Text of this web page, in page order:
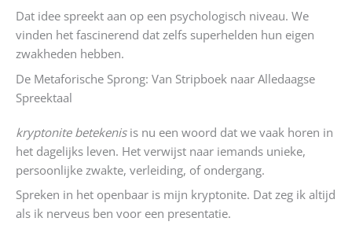
Dat idee spreekt aan op een psychologisch niveau. We
vinden het fascinerend dat zelfs superhelden hun eigen
zwakheden hebben.
De Metaforische Sprong: Van Stripboek naar Alledaagse
Spreektaal
kryptonite betekenisis nu een woord dat we vaak horen in
het dagelijks leven. Het verwijst naar iemands unieke,
persoonlijke zwakte, verleiding, of ondergang.
Spreken in het openbaar is mijn kryptonite. Dat zeg ik altijd
als ik nerveus ben voor een presentatie.